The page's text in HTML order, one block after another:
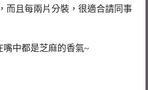
而且每兩片分裝，很適合請同事
中都是芝麻的香氣~